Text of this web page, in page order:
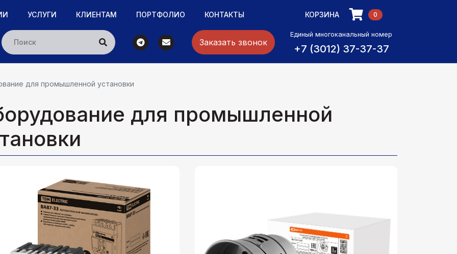
УСЛУГИ КЛИЕНТАМ ПОРТФОЛИО КОНТАКТЫ КОРЗИНА 0
Единый многоканальный номер
+7 (3012) 37-37-37
Заказать звонок
для промышленной установки
для промышленной